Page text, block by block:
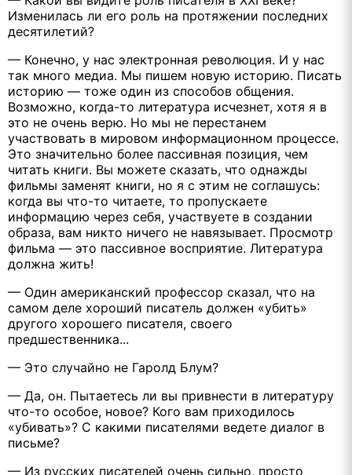
Изменилась ли его роль на протяжении последних
десятилетий?
— Конечно, у нас электронная революция. И у нас
так много медиа. Мы пишем новую историю. Писать
историю — тоже один из способов общения.
Возможно, когда-то литература исчезнет, хотя я в
это не очень верю. Но мы не перестанем
участвовать в мировом информационном процессе.
Это значительно более пассивная позиция, чем
читать книги. Вы можете сказать, что однажды
фильмы заменят книги, но я с этим не соглашусь:
когда вы что-то читаете, то пропускаете
информацию через себя, участвуете в создании
образа, вам никто ничего не навязывает. Просмотр
фильма — это пассивное восприятие. Литература
должна жить!
— Один американский профессор сказал, что на
самом деле хороший писатель должен «убить»
другого хорошего писателя, своего
предшественника...
— Это случайно не Гаролд Блум?
— Да, он. Пытаетесь ли вы привнести в литературу
что-то особое, новое? Кого вам приходилось
«убивать»? С какими писателями ведете диалог в
письме?
— Из русских писателей очень сильно, просто